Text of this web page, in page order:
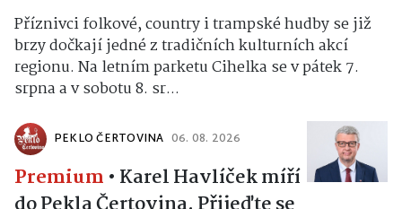
Příznivci folkové, country i trampské hudby se již
brzy dočkají jedné z tradičních kulturních akcí
regionu. Na letním parketu Cihelka se v pátek 7.
srpna a v sobotu 8. sr...
PEKLO ČERTOVINA 06. 08. 2026
Premium • Karel Havlíček míří